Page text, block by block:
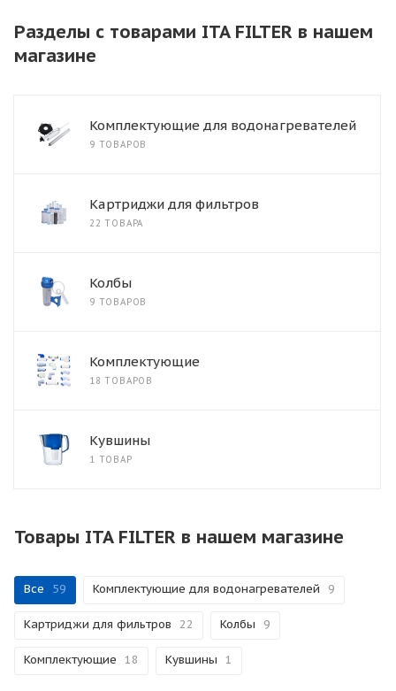
Разделы с товарами ITA FILTER в нашем
магазине
Комплектующие для водонагревателей
9 ТОВАРОВ
Картриджи для фильтров
22 ТОВАРА
Колбы
9 ТОВАРОВ
Комплектующие
18 ТОВАРОВ
Кувшины
1 ТОВАР
Товары ITA FILTER в нашем магазине
Все 59 Комплектующие для водонагревателей 9
Картриджи для фильтров 22 Колбы 9
Комплектующие 18 Кувшины 1